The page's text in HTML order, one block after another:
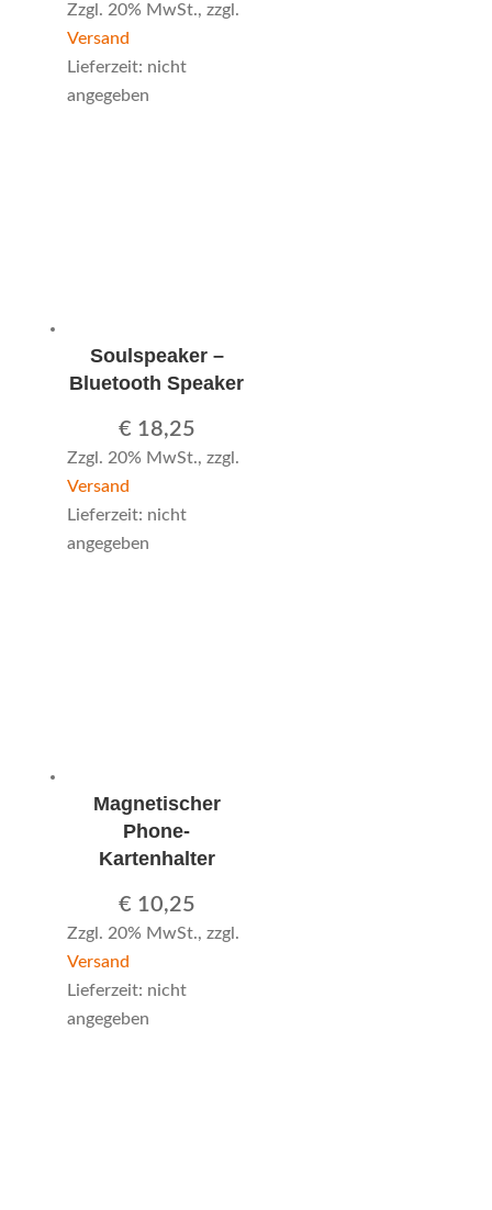
Zzgl. 20% MwSt., zzgl.
Versand
Lieferzeit: nicht
angegeben
Soulspeaker –
Bluetooth Speaker
€ 18,25
Zzgl. 20% MwSt., zzgl.
Versand
Lieferzeit: nicht
angegeben
Magnetischer
Phone-
Kartenhalter
€ 10,25
Zzgl. 20% MwSt., zzgl.
Versand
Lieferzeit: nicht
angegeben